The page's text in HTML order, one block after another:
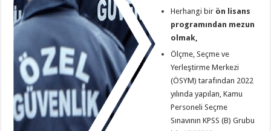
Herhangi bir ön lisans
programından mezun
olmak,
Ölçme, Seçme ve
Yerleştirme Merkezi
(ÖSYM) tarafından 2022
yılında yapılan, Kamu
Personeli Seçme
Sınavının KPSS (B) Grubu